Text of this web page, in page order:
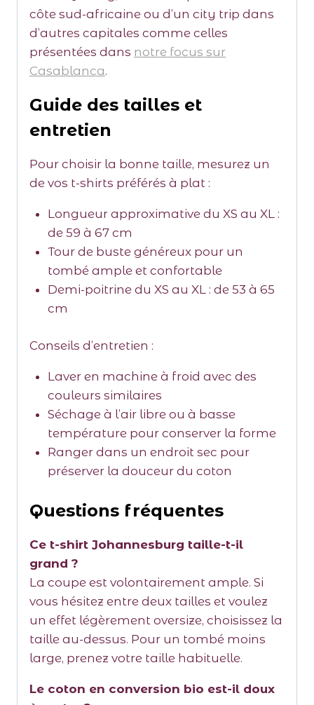
côte sud-africaine ou d’un city trip dans
d’autres capitales comme celles
présentées dans notre focus sur
Casablanca.
Guide des tailles et
entretien
Pour choisir la bonne taille, mesurez un
de vos t-shirts préférés à plat :
Longueur approximative du XS au XL :
de 59 à 67 cm
Tour de buste généreux pour un
tombé ample et confortable
Demi-poitrine du XS au XL : de 53 à 65
cm
Conseils d’entretien :
Laver en machine à froid avec des
couleurs similaires
Séchage à l’air libre ou à basse
température pour conserver la forme
Ranger dans un endroit sec pour
préserver la douceur du coton
Questions fréquentes
Ce t-shirt Johannesburg taille-t-il
grand ?
La coupe est volontairement ample. Si
vous hésitez entre deux tailles et voulez
un effet légèrement oversize, choisissez la
taille au-dessus. Pour un tombé moins
large, prenez votre taille habituelle.
Le coton en conversion bio est-il doux